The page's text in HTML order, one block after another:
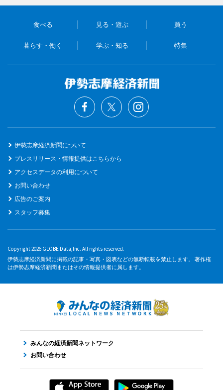
食べる 見る・遊ぶ 買う
暮らす・働く 学ぶ・知る 特集
伊勢志摩経済新聞について
プレスリリース・情報提供はこちらから
アクセスデータの利用について
お問い合わせ
広告のご案内
スタッフ募集
Copyright 2026 GLOBE Data,Inc. All rights reserved.
伊勢志摩経済新聞に掲載の記事・写真・図表などの無断転載を禁止します。 著作権
は伊勢志摩経済新聞またはその情報提供者に属します。
みんなの経済新聞ネットワーク
お問い合わせ